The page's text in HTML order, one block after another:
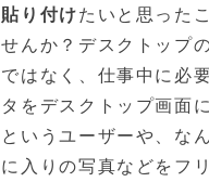
貼り付けたいと思った
せんか？デスクトップ
ではなく、仕事中に必
タをデスクトップ画面
というユーザーや、な
に入りの写真などをフ